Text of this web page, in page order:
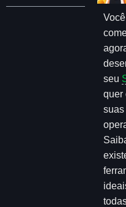
seu
quer
suas